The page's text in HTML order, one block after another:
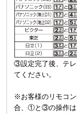
③設定完了後、テレ
てください。
※お客様のリモコ
合、①と③の操作は